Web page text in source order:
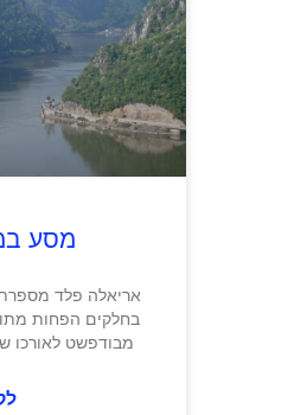
מסע
אריאלה פלד
בחלקים הפחות
מבודפשט לאורכו